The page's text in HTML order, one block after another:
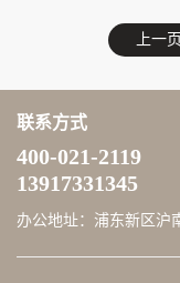
上一页
联系方式
400-021-2119
13917331345
办公地址：浦东新区沪